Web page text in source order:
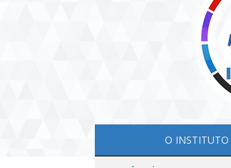
O INSTITUTO